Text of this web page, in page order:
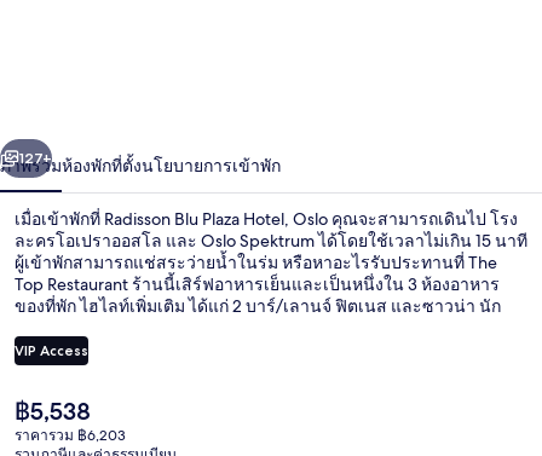
า
ถัดไป
127+
ภาพรวมห้องพักที่ตั้งนโยบายการเข้าพัก
เมื่อเข้าพักที่ Radisson Blu Plaza Hotel, Oslo คุณจะสามารถเดินไป โรง
ละครโอเปราออสโล และ Oslo Spektrum ได้โดยใช้เวลาไม่เกิน 15 นาที
ผู้เข้าพักสามารถแช่สระว่ายน้ำในร่ม หรือหาอะไรรับประทานที่ The
Top Restaurant ร้านนี้เสิร์ฟอาหารเย็นและเป็นหนึ่งใน 3 ห้องอาหาร
ของที่พัก ไฮไลท์เพิ่มเติม ได้แก่ 2 บาร์/เลานจ์ ฟิตเนส และซาวน่า นัก
สาธารณะ: เดิน 4 นาทีถึง สถานี Jernbanetorget T- และ 5 นาทีถึง
สถานี Brugata
VIP Access
ราคา
ปัจจุบัน
฿5,538
฿5,538
ราคารวม ฿6,203